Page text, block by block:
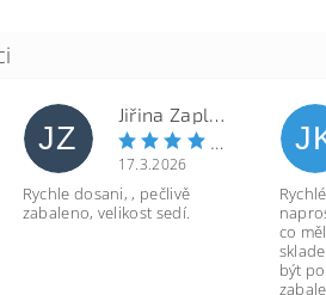
JZ
17.3.2026
Rychle dosani, , pečlivě
zabaleno, velikost sedí.
co
být